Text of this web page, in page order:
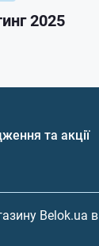
2025
та акції
Belok.ua в